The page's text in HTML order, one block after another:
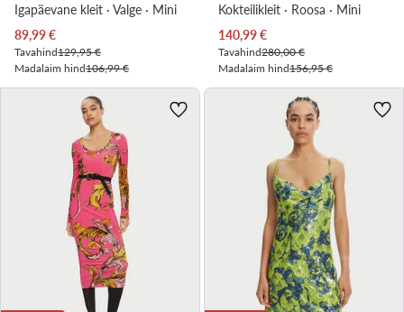
Igapäevane kleit · Valge · Mini
Praegune hind
89,99€
Tavahind129,95 €
Madalaim hind106,99 €
Kokteilikleit · Roosa · Mini
Praegune hind
140,99€
Tavahind280,00 €
Madalaim hind156,95 €